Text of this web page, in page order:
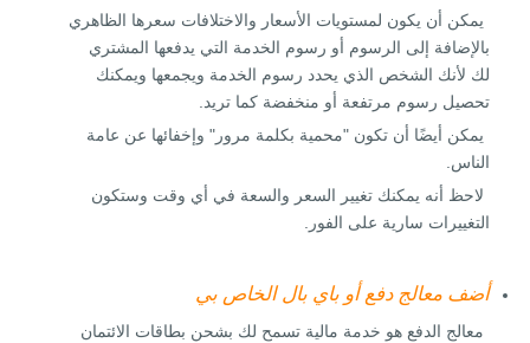
يمكن أن يكون لمستويات الأسعار والاختلافات سعرها الظاهري
بالإضافة إلى الرسوم أو رسوم الخدمة التي يدفعها المشتري
لك لأنك الشخص الذي يحدد رسوم الخدمة ويجمعها ويمكنك
تحصيل رسوم مرتفعة أو منخفضة كما تريد.
يمكن أيضًا أن تكون "محمية بكلمة مرور" وإخفائها عن عامة
الناس.
لاحظ أنه يمكنك تغيير السعر والسعة في أي وقت وستكون
التغييرات سارية على الفور.
أضف معالج دفع أو باي بال الخاص بي
معالج الدفع هو خدمة مالية تسمح لك بشحن بطاقات الائتمان